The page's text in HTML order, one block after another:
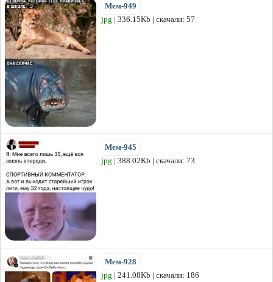
Мем-949
jpg | 336.15Kb | скачали: 57
Мем-945
jpg | 388.02Kb | скачали: 73
Мем-928
jpg | 241.08Kb | скачали: 186